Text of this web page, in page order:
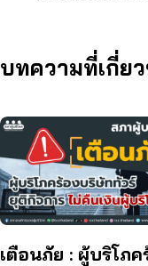
บทความที่เกี่ย
เตือนภัย : ผู้บริโภค